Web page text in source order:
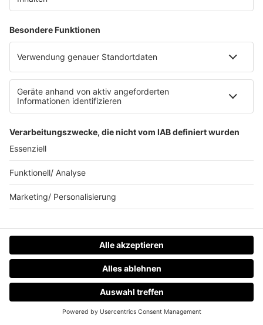
HOME RADIOS MENÜ
Madonna-Produzent William Orbit mit 69
Jahren gestorben
William Orbit prägte einige der spannendsten
Popproduktionen der 90er – darunter Madonnas „Ray of
Light“ und Hits von All Saints. Jetzt ist der britische
Produzent im Alter von 69 Jahren gestorben.
mehr lesen